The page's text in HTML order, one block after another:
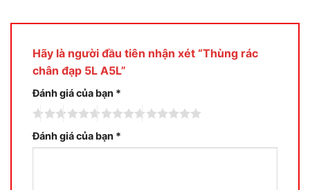
Hãy là người đầu tiên nhận xét “Thùng rác
chân đạp 5L A5L”
Đánh giá của bạn *
Đánh giá của bạn *